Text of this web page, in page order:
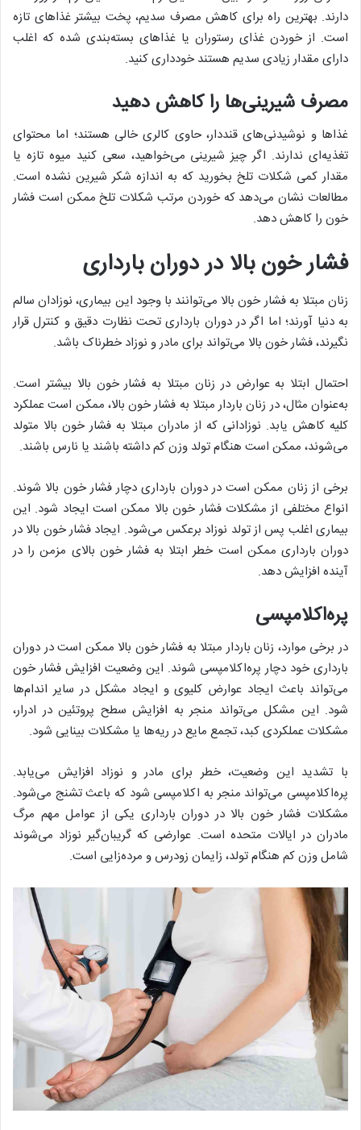
دارند. بهترین راه برای کاهش مصرف سدیم، پخت بیشتر غذاهای تازه
است. از خوردن غذای رستوران یا غذاهای بسته‌بندی شده که اغلب
دارای مقدار زیادی سدیم هستند خودداری کنید.
مصرف شیرینی‌ها را کاهش دهید
غذاها و نوشیدنی‌های قنددار، حاوی کالری خالی هستند؛ اما محتوای
تغذیه‌ای ندارند. اگر چیز شیرینی می‌خواهید، سعی کنید میوه تازه یا
مقدار کمی شکلات تلخ بخورید که به اندازه شکر شیرین نشده است.
مطالعات نشان می‌دهد که خوردن مرتب شکلات تلخ ممکن است فشار
خون را کاهش دهد.
فشار خون بالا در دوران بارداری
زنان مبتلا به فشار خون بالا می‌توانند با وجود این بیماری، نوزادان سالم
به دنیا آورند؛ اما اگر در دوران بارداری تحت نظارت دقیق و کنترل قرار
نگیرند، فشار خون بالا می‌تواند برای مادر و نوزاد خطرناک باشد.
احتمال ابتلا به عوارض در زنان مبتلا به فشار خون بالا بیشتر است.
به‌عنوان مثال، در زنان باردار مبتلا به فشار خون بالا، ممکن است عملکرد
کلیه کاهش یابد. نوزادانی که از مادران مبتلا به فشار خون بالا متولد
می‌شوند، ممکن است هنگام تولد وزن کم داشته باشند یا نارس باشند.
برخی از زنان ممکن است در دوران بارداری دچار فشار خون بالا شوند.
انواع مختلفی از مشکلات فشار خون بالا ممکن است ایجاد شود. این
بیماری اغلب پس از تولد نوزاد برعکس می‌شود. ایجاد فشار خون بالا در
دوران بارداری ممکن است خطر ابتلا به فشار خون بالای مزمن را در
آینده افزایش دهد.
پره‌اکلامپسی
در برخی موارد، زنان باردار مبتلا به فشار خون بالا ممکن است در دوران
بارداری خود دچار پره‌اکلامپسی شوند. این وضعیت افزایش فشار خون
می‌تواند باعث ایجاد عوارض کلیوی و ایجاد مشکل در سایر اندام‌ها
شود. این مشکل می‌تواند منجر به افزایش سطح پروتئین در ادرار،
مشکلات عملکردی کبد، تجمع مایع در ریه‌ها یا مشکلات بینایی شود.
با تشدید این وضعیت، خطر برای مادر و نوزاد افزایش می‌یابد.
پره‌اکلامپسی می‌تواند منجر به اکلامپسی شود که باعث تشنج می‌شود.
مشکلات فشار خون بالا در دوران بارداری یکی از عوامل مهم مرگ
مادران در ایالات متحده است. عوارضی که گریبان‌گیر نوزاد می‌شوند
شامل وزن کم هنگام تولد، زایمان زودرس و مرده‌زایی است.